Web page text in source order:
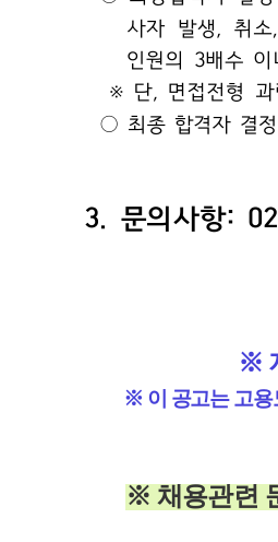
※
※ 이 공고는 고용
※ 채용관련